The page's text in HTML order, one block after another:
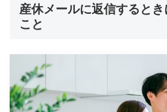
産休メールに返信すると
こと